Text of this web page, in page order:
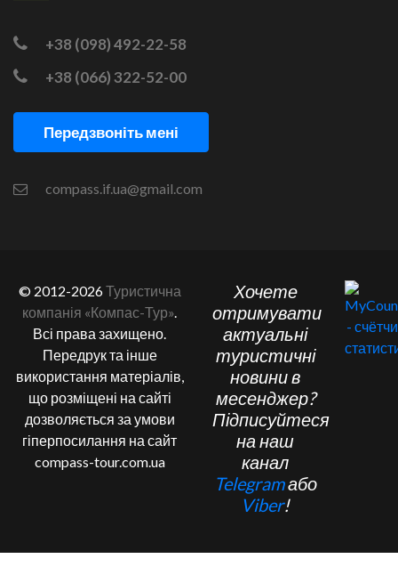
+38 (098) 492-22-58
+38 (066) 322-52-00
Передзвоніть мені
compass.if.ua@gmail.com
© 2012-2026Туристична
компанія «Компас-Тур».
Всі права захищено.
Передрук та інше
використання матеріалів,
що розміщені на сайті
дозволяється за умови
гіперпосилання на сайт
compass-tour.com.ua
Хочете
отримувати
актуальні
туристичні
новини в
месенджер?
Підписуйтеся
на наш
канал
Telegramабо
Viber!